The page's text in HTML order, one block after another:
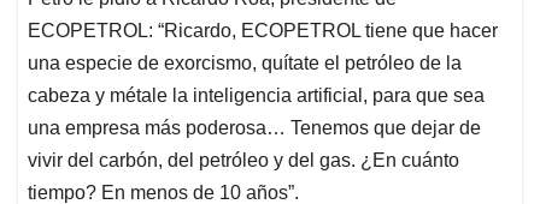
ECOPETROL: “Ricardo, ECOPETROL tiene que hacer
una especie de exorcismo, quítate el petróleo de la
cabeza y métale la inteligencia artificial, para que sea
una empresa más poderosa… Tenemos que dejar de
vivir del carbón, del petróleo y del gas. ¿En cuánto
tiempo? En menos de 10 años”.